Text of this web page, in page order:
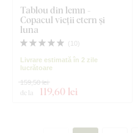
Tablou din lemn -
Copacul vieții etern și
luna
( 10)
Livrare estimată în 2 zile
lucrătoare
de la 119,60 lei
159,50 lei